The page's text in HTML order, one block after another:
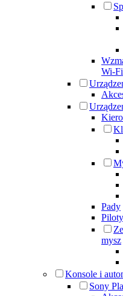
Wi-Fi
Pady
Piloty
mysz
Konsole i
Sony